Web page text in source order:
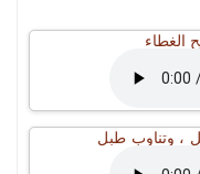
الغطاء
، وتناوب طبل